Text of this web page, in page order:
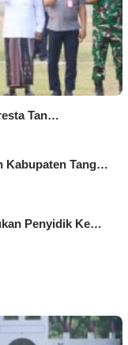
Tan…
Kabupaten Tang…
Penyidik Ke…